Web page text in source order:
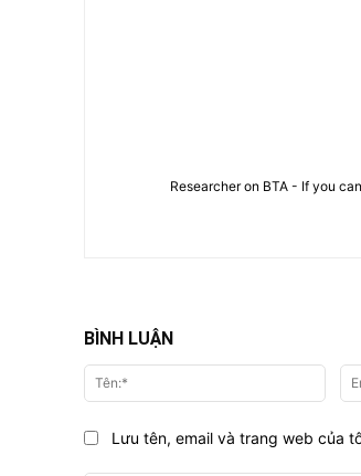
Researcher on BTA - If you
BÌNH LUẬN
Tên:*
Lưu tên, email và trang web của